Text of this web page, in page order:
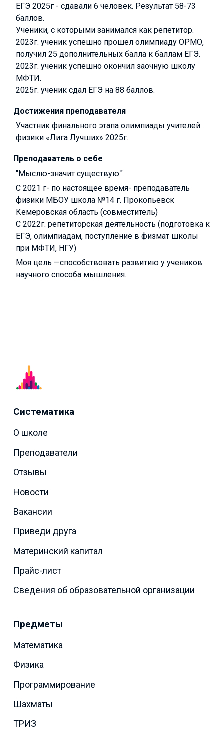
ЕГЭ 2025г - сдавали 6 человек. Результат 58-73
баллов.
Ученики, с которыми занимался как репетитор.
2023г. ученик успешно прошел олимпиаду ОРМО,
получил 25 дополнительных балла к баллам ЕГЭ.
2023г. ученик успешно окончил заочную школу
МФТИ.
2025г. ученик сдал ЕГЭ на 88 баллов.
Достижения преподавателя
Участник финального этапа олимпиады учителей
физики «Лига Лучших» 2025г.
Преподаватель о себе
"Мыслю-значит существую."
C 2021 г- по настоящее время- преподаватель
физики МБОУ школа №14 г. Прокопьевск
Кемеровская область (совместитель)
С 2022г. репетиторская деятельность (подготовка к
ЕГЭ, олимпиадам, поступление в физмат школы
при МФТИ, НГУ)
Моя цель —способствовать развитию у учеников
научного способа мышления.
Систематика
О школе
Преподаватели
Отзывы
Новости
Вакансии
Приведи друга
Материнский капитал
Прайс-лист
Сведения об образовательной организации
Предметы
Математика
Физика
Программирование
Шахматы
ТРИЗ